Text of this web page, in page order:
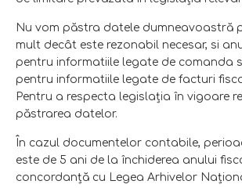
Nu vom păstra datele dumneavoastră
mult decât este rezonabil necesar, si
pentru informatiile legate de comanda
pentru informatiile legate de facturi
Pentru a respecta legislaţia în vigoare
păstrarea datelor.
În cazul documentelor contabile,
este de 5 ani de la închiderea anului
concordanţă cu Legea Arhivelor